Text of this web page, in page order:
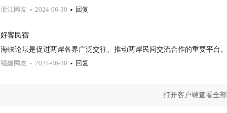
浙江网友
2024-06-30 回复
好客民宿
海峡论坛是促进两岸各界广泛交往、推动两岸民间交流合作的重要平台。
福建网友
2024-06-30 回复
打开客户端查看全